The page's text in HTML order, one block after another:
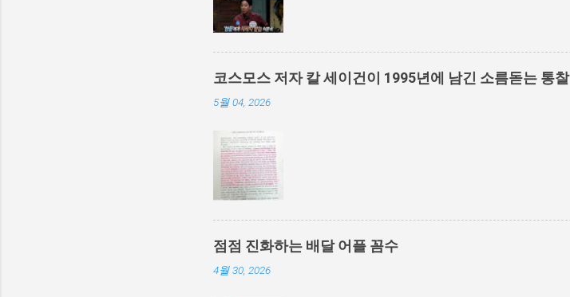
코스모스 저자 칼 세이건이 1995년에 남긴 소름돋는 통찰
5월 04, 2026
점점 진화하는 배달 어플 꼼수
4월 30, 2026